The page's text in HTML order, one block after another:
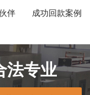
伴 成功回款案例
法专业